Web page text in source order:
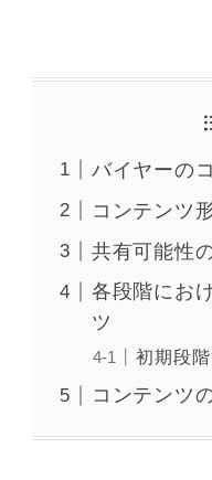
バイヤーの
コンテンツ
共有可能性
各段階にお
ツ
初期段階
コンテンツ